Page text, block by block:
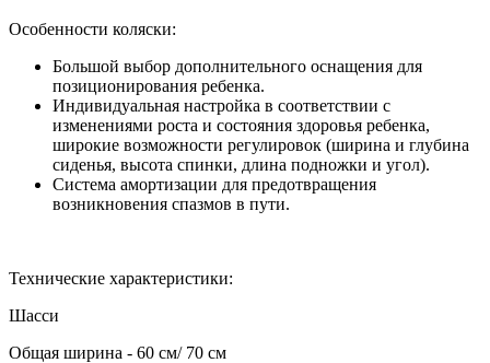
Особенности коляски:
Большой выбор дополнительного оснащения для
позиционирования ребенка.
Индивидуальная настройка в соответствии с
изменениями роста и состояния здоровья ребенка,
широкие возможности регулировок (ширина и глубина
сиденья, высота спинки, длина подножки и угол).
Система амортизации для предотвращения
возникновения спазмов в пути.
Технические характеристики:
Шасси
Общая ширина - 60 см/ 70 см